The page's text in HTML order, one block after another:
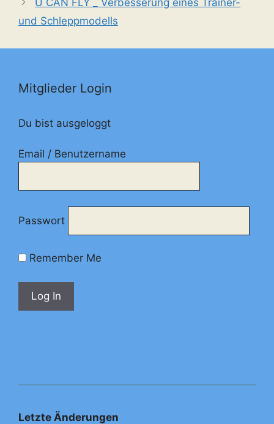
und Schleppmodells
Mitglieder Login
Du bist ausgeloggt
Email / Benutzername
Passwort
Remember Me
Letzte Änderungen